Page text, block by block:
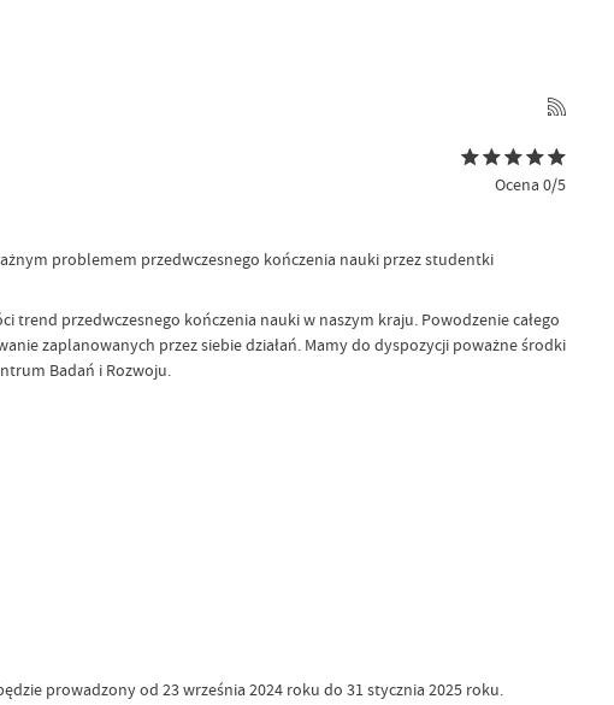
Ocena 0/5
problemem przedwczesnego kończenia nauki przez studentki
przedwczesnego kończenia nauki w naszym kraju. Powodzenie całego
zaplanowanych przez siebie działań. Mamy do dyspozycji poważne środki
Badań i Rozwoju.
prowadzony od 23 września 2024 roku do 31 stycznia 2025 roku.